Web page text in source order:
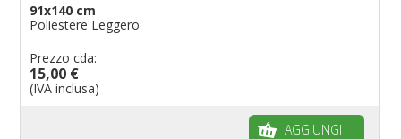
91x140 cm
Poliestere Leggero
Prezzo cda:
15,00 €
(IVA inclusa)
AGGIUNGI